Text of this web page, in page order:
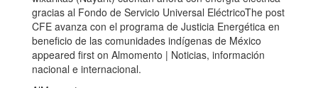
gracias al Fondo de Servicio Universal EléctricoThe post
CFE avanza con el programa de Justicia Energética en
beneficio de las comunidades indígenas de México
appeared first on Almomento | Noticias, información
nacional e internacional.